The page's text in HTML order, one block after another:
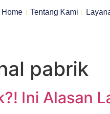
Home Tentang Kami
pabrik
Ini Alasan